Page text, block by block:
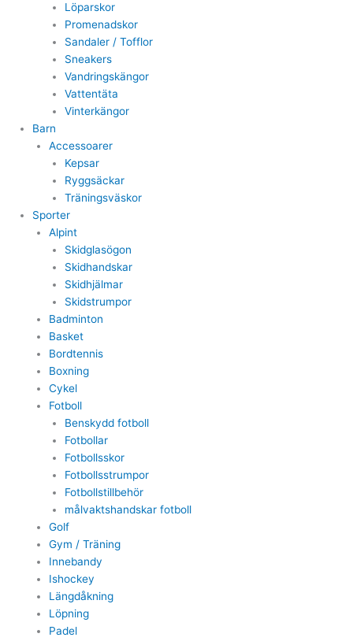
Löparskor
Promenadskor
Sandaler / Tofflor
Sneakers
Vandringskängor
Vattentäta
Vinterkängor
Barn
Accessoarer
Kepsar
Ryggsäckar
Träningsväskor
Sporter
Alpint
Skidglasögon
Skidhandskar
Skidhjälmar
Skidstrumpor
Badminton
Basket
Bordtennis
Boxning
Cykel
Fotboll
Benskydd fotboll
Fotbollar
Fotbollsskor
Fotbollsstrumpor
Fotbollstillbehör
målvaktshandskar fotboll
Golf
Gym / Träning
Innebandy
Ishockey
Längdåkning
Löpning
Padel